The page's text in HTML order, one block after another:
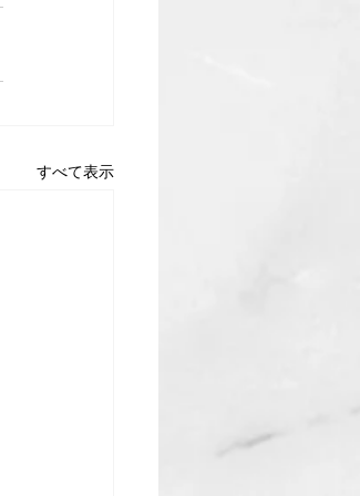
すべて表示